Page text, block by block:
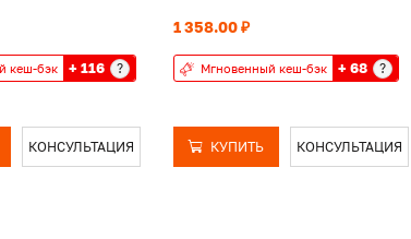
кеш-бэк + 116 ?
КОНСУЛЬТАЦИЯ
1 358.00 ₽
Мгновенный кеш-бэк + 68 ?
КУПИТЬ КОНСУЛЬТАЦИЯ